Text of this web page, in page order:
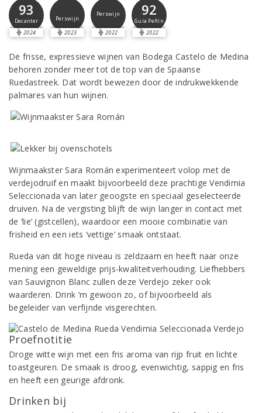
93
Decanter
2024
Perswijn
2023
Perswijn
2022
92
Guía Peñín
2022
De frisse, expressieve wijnen van Bodega Castelo de Medina
behoren zonder meer tot de top van de Spaanse
Ruedastreek. Dat wordt bewezen door de indrukwekkende
palmares van hun wijnen.
Wijnmaakster Sara Román experimenteert volop met de
verdejodruif en maakt bijvoorbeeld deze prachtige Vendimia
Seleccionada van later geoogste en speciaal geselecteerde
druiven. Na de vergisting blijft de wijn langer in contact met
de ‘lie’ (gistcellen), waardoor een mooie combinatie van
frisheid en een iets ‘vettige’ smaak ontstaat.
Rueda van dit hoge niveau is zeldzaam en heeft naar onze
mening een geweldige prijs-kwaliteitverhouding. Liefhebbers
van Sauvignon Blanc zullen deze Verdejo zeker ook
waarderen. Drink ‘m gewoon zo, of bijvoorbeeld als
begeleider van verfijnde visgerechten.
Proefnotitie
Droge witte wijn met een fris aroma van rijp fruit en lichte
toastgeuren. De smaak is droog, evenwichtig, sappig en fris
en heeft een geurige afdronk.
Drinken bij